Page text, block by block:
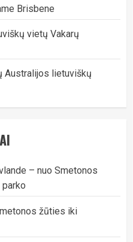
Brisbene
vietų Vakarų
Australijos lietuviškų
– nuo Smetonos
žūties iki